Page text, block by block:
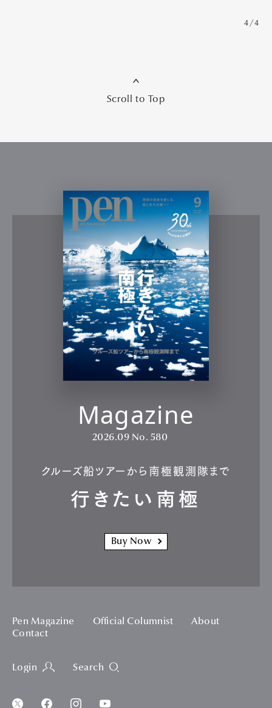
4/4
Scroll to Top
Magazine
2026.09 No. 580
クルーズ船ツアーから南極観測隊まで
行きたい南極
Buy Now
Pen Magazine Official Columnist
About
Contact
Login Search